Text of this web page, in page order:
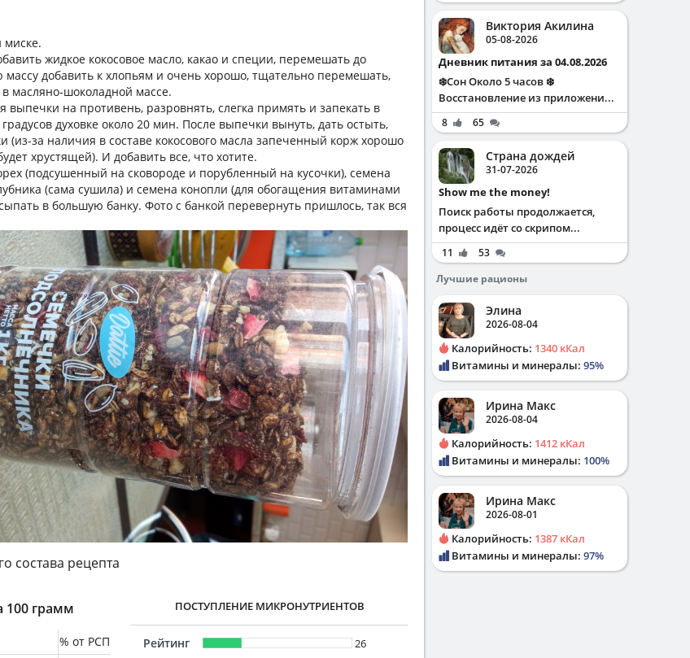
жидкое кокосовое масло, какао и специи, перемешать до
добавить к хлопьям и очень хорошо, тщательно перемешать,
масляно-шоколадной массе.
выпечки на противень, разровнять, слегка примять и запекать в
духовке около 20 мин. После выпечки вынуть, дать остыть,
(из-за наличия в составе кокосового масла запеченный корж хорошо
хрустящей). И добавить все, что хотите.
(подсушенный на сковороде и порубленный на кусочки), семена
(сама сушила) и семена конопли (для обогащения витаминами
в большую банку. Фото с банкой перевернуть пришлось, так вся
состава рецепта
100 грамм
% от РСП
ПОСТУПЛЕНИЕ МИКРОНУТРИЕНТОВ
Рейтинг
26
Виктория Акилина
05-08-2026
Дневник питания за 04.08.2026
❄️Сон Около 5 часов ❄️
Восстановление из приложени...
8 65
Страна дождей
31-07-2026
Show me the money!
Поиск работы продолжается,
процесс идёт со скрипом...
11
53
Лучшие рационы
Элина
2026-08-04
Калорийность: 1340 кКал
Витамины и минералы: 95%
Ирина Макс
2026-08-04
Калорийность: 1412 кКал
Витамины и минералы: 100%
Ирина Макс
2026-08-01
Калорийность: 1387 кКал
Витамины и минералы: 97%